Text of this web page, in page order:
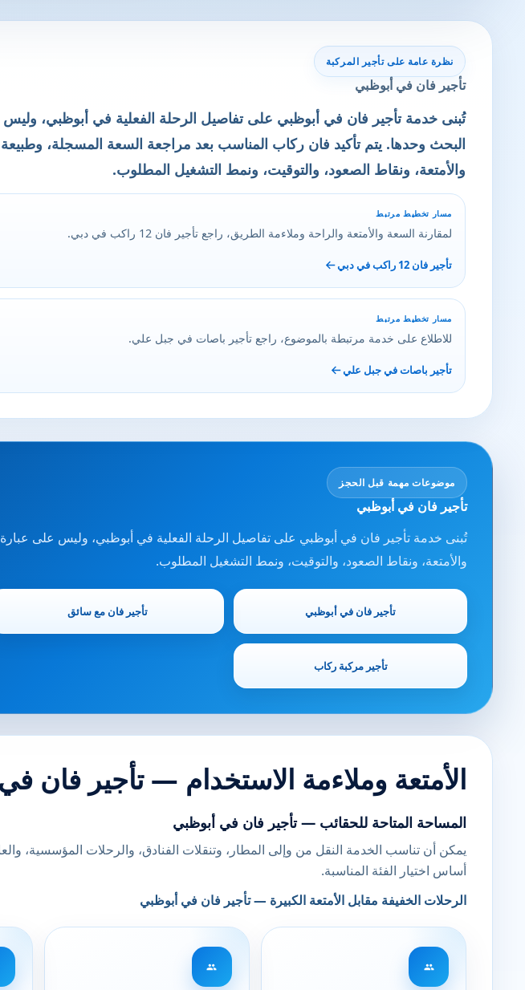
نظرة عامة على تأجير المركبة
تأجير فان في أبوظبي
تُبنى خدمة تأجير فان في أبوظبي على تفاصيل الرحلة الفعلية في أبوظبي،
البحث وحدها. يتم تأكيد فان ركاب المناسب بعد مراجعة السعة المسجلة، وطبيعة
والأمتعة، ونقاط الصعود، والتوقيت، ونمط التشغيل المطلوب.
مسار تخطيط مرتبط
لمقارنة السعة والأمتعة والراحة وملاءمة الطريق، راجع تأجير فان 12 راكب في دبي.
تأجير فان 12 راكب في دبي
مسار تخطيط مرتبط
للاطلاع على خدمة مرتبطة بالموضوع، راجع تأجير باصات في جبل علي.
تأجير باصات في جبل علي
موضوعات مهمة قبل الحجز
تأجير فان في أبوظبي
تُبنى خدمة تأجير فان في أبوظبي على تفاصيل الرحلة الفعلية في أبوظبي، وليس على
والأمتعة، ونقاط الصعود، والتوقيت، ونمط التشغيل المطلوب.
تأجير فان في أبوظبي تأجير فان مع سائق
تأجير مركبة ركاب
الأمتعة وملاءمة الاستخدام — تأجير فان
المساحة المتاحة للحقائب — تأجير فان في أبوظبي
يمكن أن تناسب الخدمة النقل من وإلى المطار، وتنقلات الفنادق، والرحلات المؤسسية،
أساس اختيار الفئة المناسبة.
الرحلات الخفيفة مقابل الأمتعة الكبيرة — تأجير فان في أبوظبي